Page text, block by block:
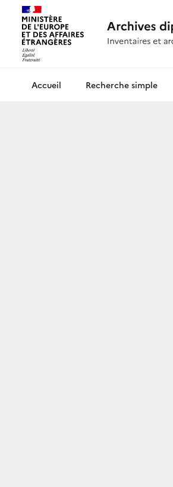
Archives diplomatiquesRecherche simple